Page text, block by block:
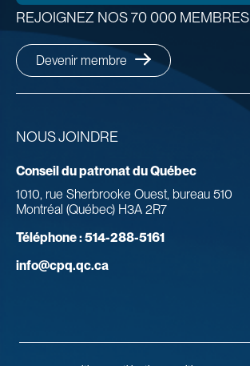
NOUS JOINDRE
Conseil du patronat du Québec
1010, rue Sherbrooke Ouest, bureau 510
Montréal (Québec) H3A 2R7
Téléphone :514-288-5161
info@cpq.qc.ca
REJOIGNEZ NOS 70 000 MEMBRES
Devenir membre